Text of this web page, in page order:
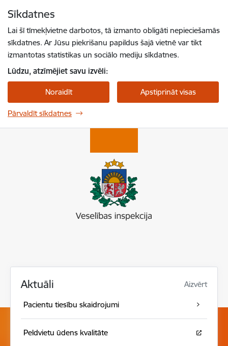
Sīkdatnes
Lai šī tīmekļvietne darbotos, tā izmanto obligāti nepieciešamās
sīkdatnes. Ar Jūsu piekrišanu papildus šajā vietnē var tikt
izmantotas statistikas un sociālo mediju sīkdatnes.
Lūdzu, atzīmējiet savu izvēli:
Noraidīt Apstiprināt visas
Pārvaldīt sīkdatnes
Aktuāli Aizvērt
Pacientu tiesību skaidrojumi
Peldvietu ūdens kvalitāte